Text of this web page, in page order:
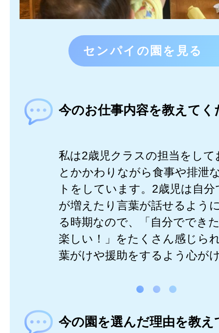
センパイの園を見る
今のお仕事内容を教えてく
私は2歳児クラスの担当をして
とかかわりながら食事や排泄
トをしています。2歳児は自
が増えたり言葉が話せるよう
る時期なので、「自分ででき
楽しい！」をたくさん感じら
葉がけや援助をするよう心が
今の園を選んだ理由を教え